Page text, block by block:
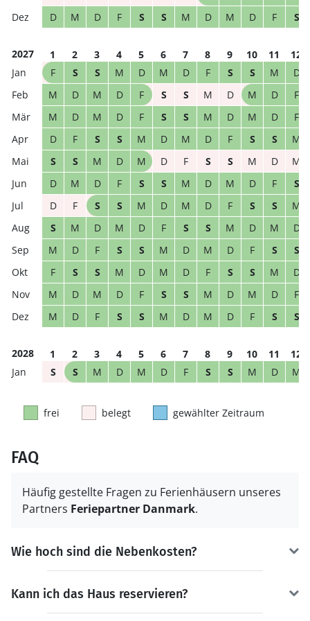
D
M D F S S M D M D F S
2027 1 2 3 4 5 6 7 8 9 10 11
12
F
S S M D M D F S S M
D
M
D M D F S S M D M D
F
M
D M D F S S M D M D
F
D
F S S M D M D F S S
M
S
S M D M D F S S M D
M
D
M D F S S M D M D F
S
D
F S S M D M D F S S
M
S
M D M D F S S M D M
D
M
D F S S M D M D F S
S
F
S S M D M D F S S M
D
M
D M D F S S M D M D
F
M
D F S S M D M D F S S
2028 1 2 3 4 5 6 7 8 9 10 11
12
S
S M D M D F S S M D M
frei belegt gewählter Zeitraum
FAQ
Häufig gestellte Fragen zu Ferienhäusern unseres
Partners Feriepartner Danmark.
Wie hoch sind die Nebenkosten?
Kann ich das Haus reservieren?